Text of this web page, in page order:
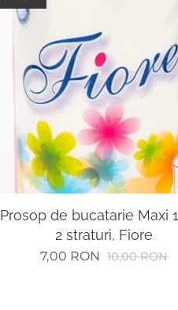
Prosop de bucatarie Maxi
2 straturi, Fiore
7,00 RON 10,00RON